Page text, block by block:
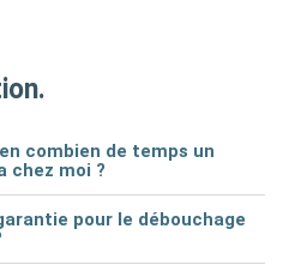
combien de temps un
chez moi ?
pour le débouchage